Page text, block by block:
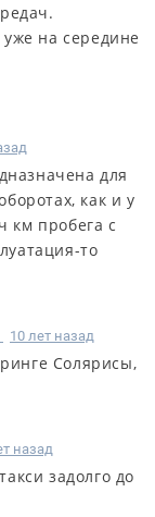
на середине
для
как и у
км пробега с
то
10 лет назад
Солярисы,
назад
задолго до